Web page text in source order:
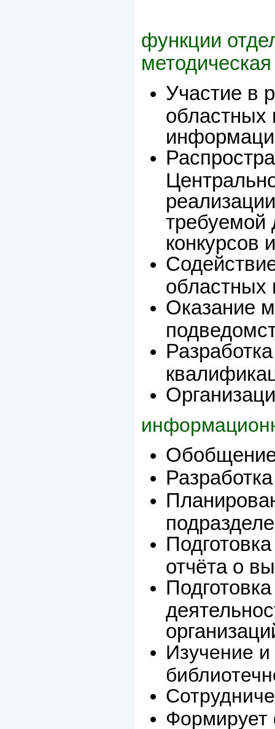
функции
Участие в
областных
требуемой
конкурсов
областных
Оказание
отчёта о
Изучение и
Формирует